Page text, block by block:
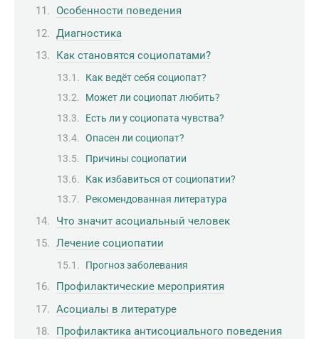
Особенности поведения
Диагностика
Как становятся социопатами?
Как ведёт себя социопат?
Может ли социопат любить?
Есть ли у социопата чувства?
Опасен ли социопат?
Причины социопатии
Как избавиться от социопатии?
Рекомендованная литература
Что значит асоциальный человек
Лечение социопатии
Прогноз заболевания
Профилактические мероприятия
Асоциалы в литературе
Профилактика антисоциального поведения